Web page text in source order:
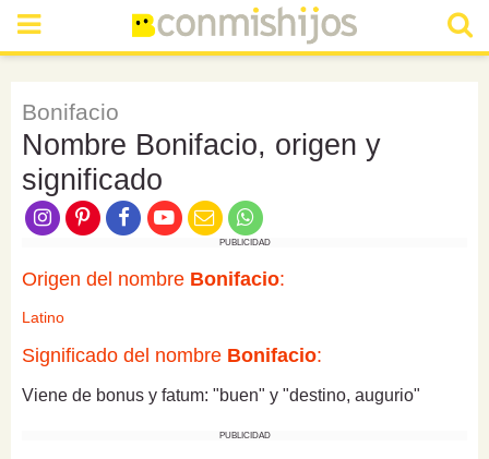
Bonifacio
Nombre Bonifacio, origen y
significado
PUBLICIDAD
Origen del nombre Bonifacio:
Latino
Significado del nombre Bonifacio:
Viene de bonus y fatum: "buen" y "destino, augurio"
PUBLICIDAD